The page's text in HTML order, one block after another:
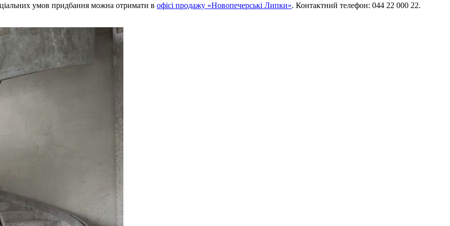
умов придбання можна отримати в офісі продажу «Новопечерські Липки». Контактний телефон: 044 22 000 22.